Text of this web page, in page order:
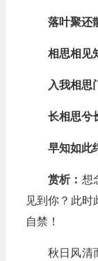
落叶聚还
相思相见
入我相思
长相思兮
早知如此
赏析： 想
见到你？此
自禁！
秋日风清